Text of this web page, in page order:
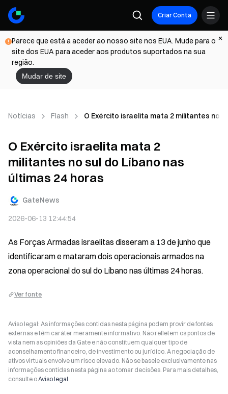
Criar Conta
Parece que está a aceder ao nosso site nos EUA. Mude para o
site dos EUA para aceder aos produtos suportados na sua
região.
Mudar de site
Notícias Flash O Exército israelita mata 2 militantes no
O Exército israelita mata 2
militantes no sul do Líbano nas
últimas 24 horas
GateNews
2026-06-13 12:44:54
As Forças Armadas israelitas disseram a 13 de junho que
identificaram e mataram dois operacionais armados na
zona operacional do sul do Líbano nas últimas 24 horas.
Ver fonte
Aviso legal: As informações contidas nesta página podem provir de fontes
externas e têm caráter meramente informativo. Não refletem os pontos de
vista nem as opiniões da Gate e não constituem qualquer tipo de
aconselhamento financeiro, de investimento ou jurídico. A negociação de
ativos virtuais envolve um risco elevado. Não se baseie exclusivamente nas
informações contidas nesta página ao tomar decisões. Para mais detalhes,
consulte oAviso legal.